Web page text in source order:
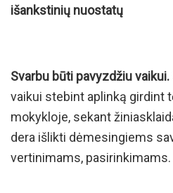
išankstinių nuostatų
Svarbu būti pavyzdžiu vaikui.
vaikui stebint aplinką girdint
mokykloje, sekant
dera išlikti dėmesingiems
vertinimams, pasirinkimams.